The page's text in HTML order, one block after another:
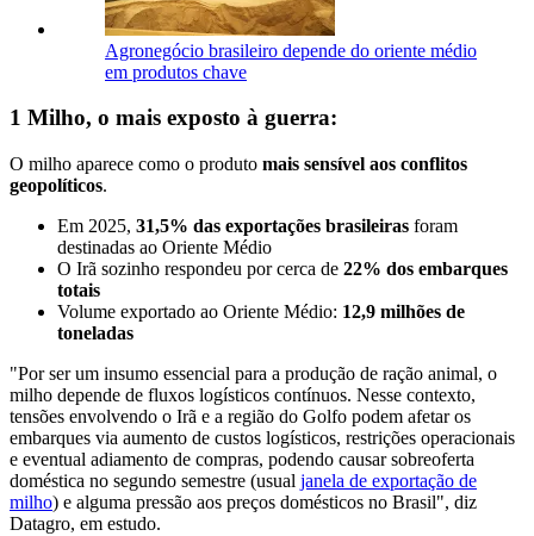
Agronegócio brasileiro depende do oriente médio
em produtos chave
1 Milho, o mais exposto à guerra:
O milho aparece como o produto mais sensível aos conflitos
geopolíticos.
Em 2025, 31,5% das exportações brasileiras foram
destinadas ao Oriente Médio
O Irã sozinho respondeu por cerca de 22% dos embarques
totais
Volume exportado ao Oriente Médio: 12,9 milhões de
toneladas
"Por ser um insumo essencial para a produção de ração animal, o
milho depende de fluxos logísticos contínuos. Nesse contexto,
tensões envolvendo o Irã e a região do Golfo podem afetar os
embarques via aumento de custos logísticos, restrições operacionais
e eventual adiamento de compras, podendo causar sobreoferta
doméstica no segundo semestre (usual janela de exportação de
milho) e alguma pressão aos preços domésticos no Brasil", diz
Datagro, em estudo.